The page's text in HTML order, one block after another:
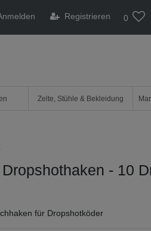
Registrieren 0
Zelte, Stühle & Bekleidung
- 10
für Dropshotköder